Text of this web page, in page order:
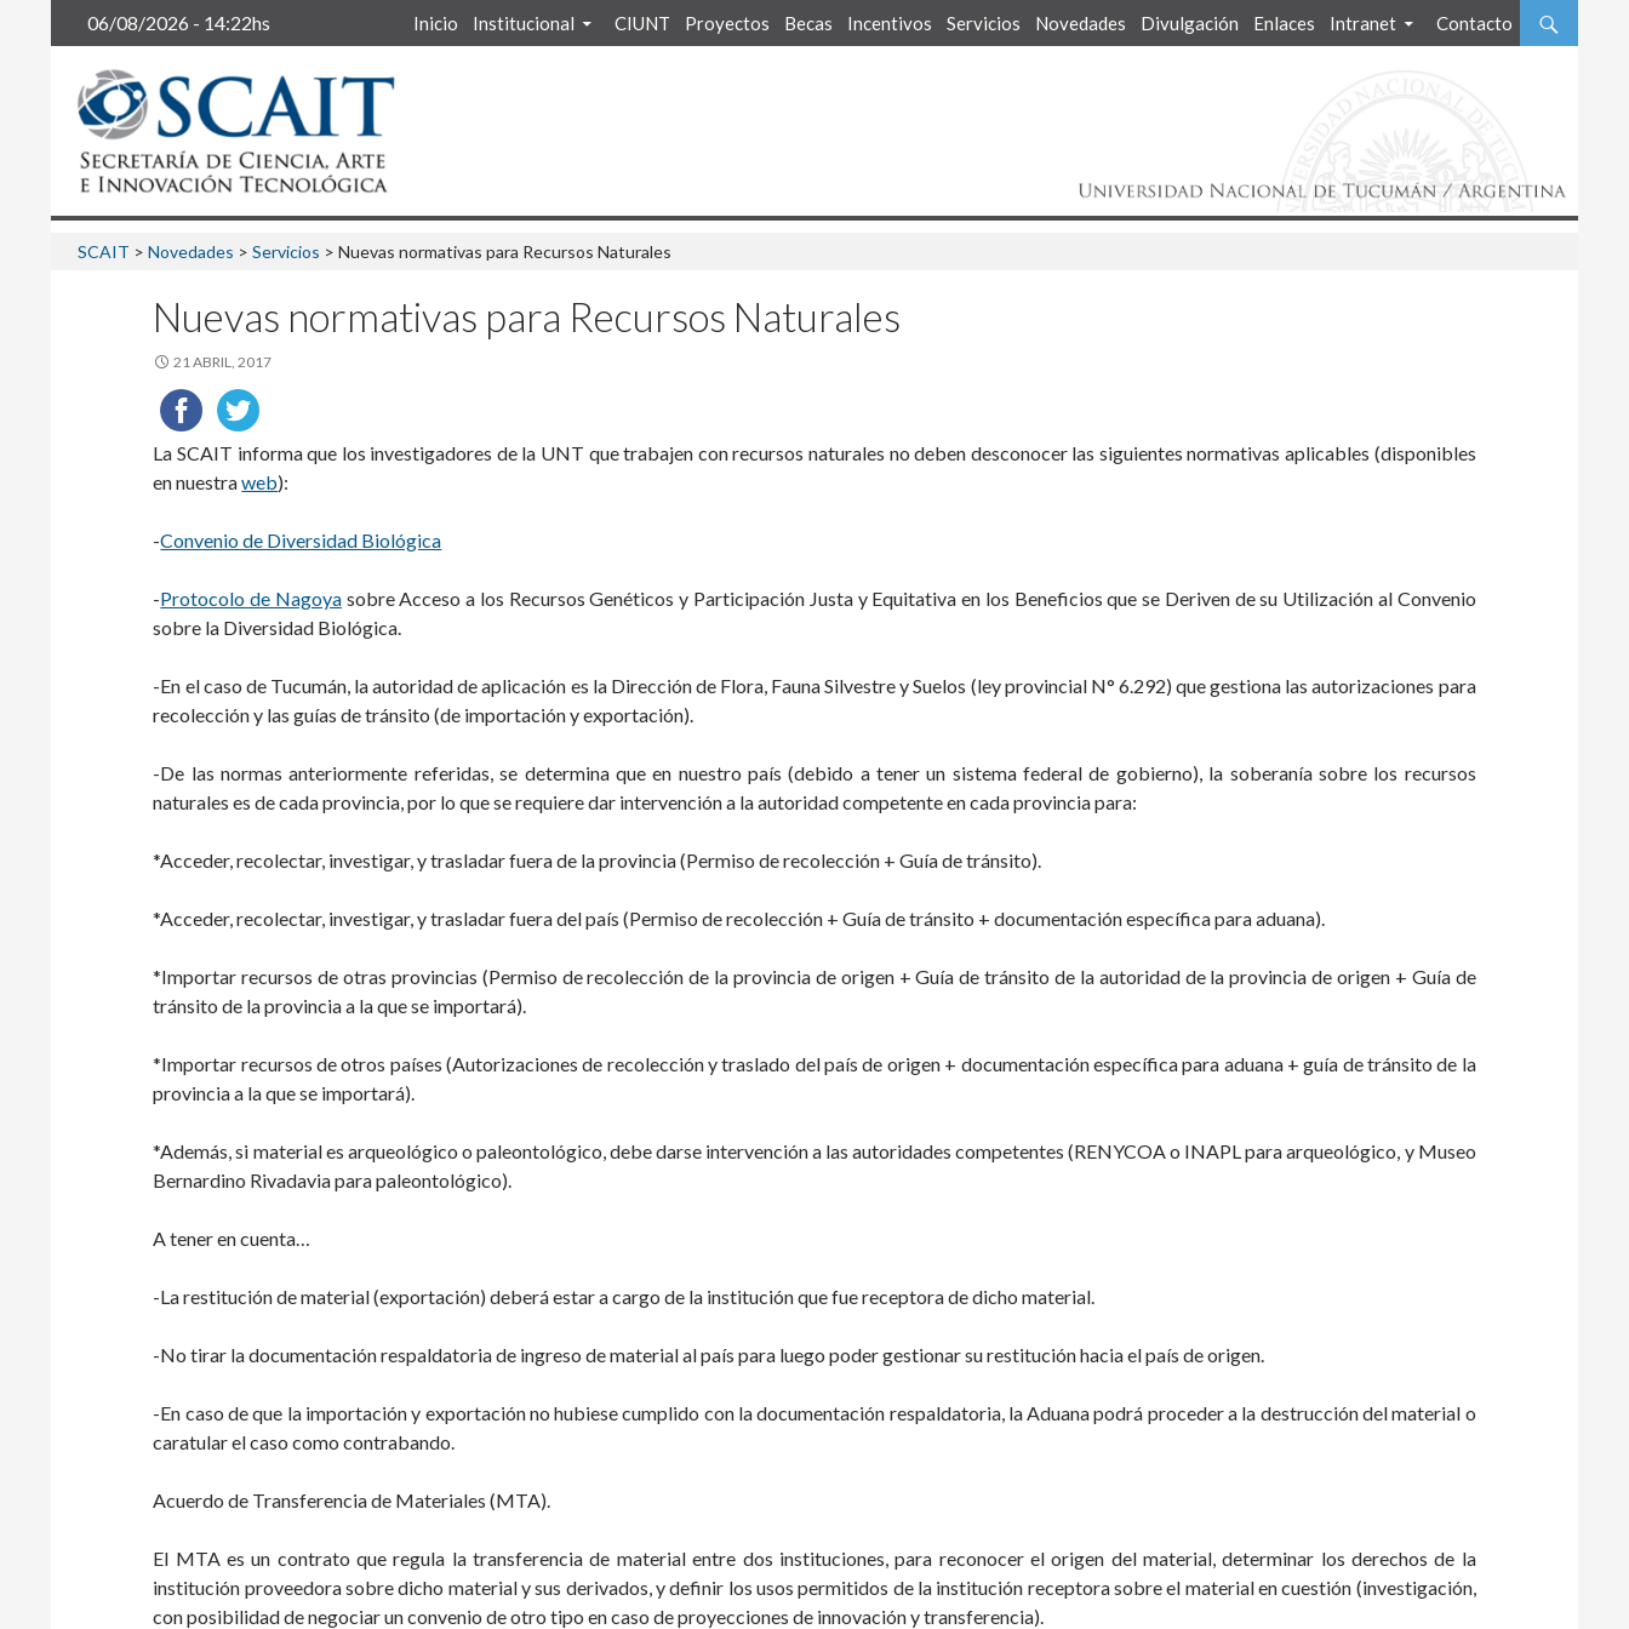
06/08/2026 - 14:22hs
Buscar Inicio Institucional CIUNT Proyectos Becas Incentivos Servicios Novedades Divulgación Enlaces Intranet Contacto
SCAIT > Novedades > Servicios > Nuevas normativas para Recursos Naturales
Nuevas normativas para Recursos Naturales
21 ABRIL, 2017
La SCAIT informa que los investigadores de la UNT que trabajen con recursos naturales no deben desconocer las siguientes normativas aplicables (disponibles
en nuestraweb):
-Convenio de Diversidad Biológica
-Protocolo de Nagoyasobre Acceso a los Recursos Genéticos y Participación Justa y Equitativa en los Beneficios que se Deriven de su Utilización al Convenio
sobre la Diversidad Biológica.
-En el caso de Tucumán, la autoridad de aplicación es la Dirección de Flora, Fauna Silvestre y Suelos (ley provincial N° 6.292) que gestiona las autorizaciones para
recolección y las guías de tránsito (de importación y exportación).
-De las normas anteriormente referidas, se determina que en nuestro país (debido a tener un sistema federal de gobierno), la soberanía sobre los recursos
naturales es de cada provincia, por lo que se requiere dar intervención a la autoridad competente en cada provincia para:
*Acceder, recolectar, investigar, y trasladar fuera de la provincia (Permiso de recolección + Guía de tránsito).
*Acceder, recolectar, investigar, y trasladar fuera del país (Permiso de recolección + Guía de tránsito + documentación específica para aduana).
*Importar recursos de otras provincias (Permiso de recolección de la provincia de origen + Guía de tránsito de la autoridad de la provincia de origen + Guía de
tránsito de la provincia a la que se importará).
*Importar recursos de otros países (Autorizaciones de recolección y traslado del país de origen + documentación específica para aduana + guía de tránsito de la
provincia a la que se importará).
*Además, si material es arqueológico o paleontológico, debe darse intervención a las autoridades competentes (RENYCOA o INAPL para arqueológico, y Museo
Bernardino Rivadavia para paleontológico).
A tener en cuenta…
-La restitución de material (exportación) deberá estar a cargo de la institución que fue receptora de dicho material.
-No tirar la documentación respaldatoria de ingreso de material al país para luego poder gestionar su restitución hacia el país de origen.
-En caso de que la importación y exportación no hubiese cumplido con la documentación respaldatoria, la Aduana podrá proceder a la destrucción del material o
caratular el caso como contrabando.
Acuerdo de Transferencia de Materiales (MTA).
El MTA es un contrato que regula la transferencia de material entre dos instituciones, para reconocer el origen del material, determinar los derechos de la
institución proveedora sobre dicho material y sus derivados, y definir los usos permitidos de la institución receptora sobre el material en cuestión (investigación,
con posibilidad de negociar un convenio de otro tipo en caso de proyecciones de innovación y transferencia).